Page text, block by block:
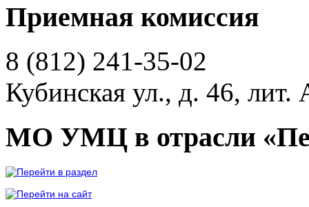
Приемная комиссия
8 (812) 241-35-02
Кубинская ул., д. 46, лит.
МО УМЦ в отрасли